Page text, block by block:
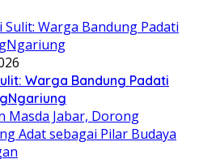
Warga Bandung Padati